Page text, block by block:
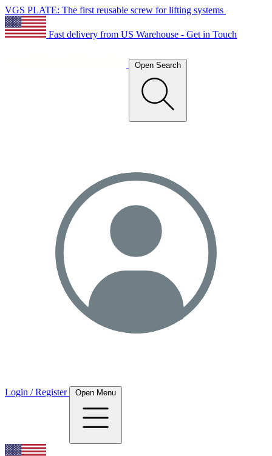
VGS PLATE: The first reusable screw for lifting systems
Fast delivery from US Warehouse - Get in Touch
Open Search
Login / Register Open Menu